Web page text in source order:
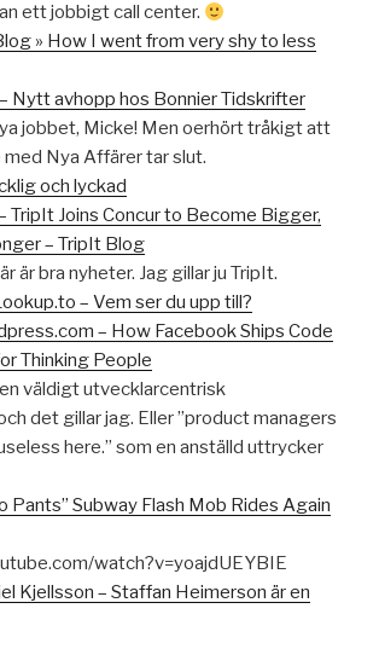
ett jobbigt call center.
» How I went from very shy to less
Nytt avhopp hos Bonnier Tidskrifter
jobbet, Micke! Men oerhört tråkigt att
Nya Affärer tar slut.
och lyckad
TripIt Joins Concur to Become Bigger,
– TripIt Blog
är bra nyheter. Jag gillar ju TripIt.
– Vem ser du upp till?
– How Facebook Ships Code
Thinking People
väldigt utvecklarcentrisk
det gillar jag. Eller ”product managers
here.” som en anställd uttrycker
Pants” Subway Flash Mob Rides Again
watch?v=yoajdUEYBIE
Kjellsson – Staffan Heimerson är en